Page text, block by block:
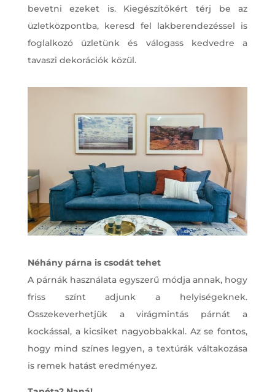
bevetni ezeket is. Kiegészítőkért térj be az
üzletközpontba, keresd fel lakberendezéssel is
foglalkozó üzletünk és válogass kedvedre a
tavaszi dekorációk közül.
Néhány párna is csodát tehet
A párnák használata egyszerű módja annak, hogy
friss színt adjunk a helyiségeknek.
Összekeverhetjük a virágmintás párnát a
kockással, a kicsiket nagyobbakkal. Az se fontos,
hogy mind színes legyen, a textúrák váltakozása
is remek hatást eredményez.